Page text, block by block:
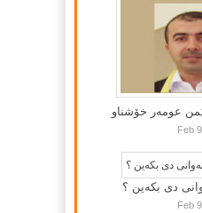
عومه‌ر خۆشناو
Feb
دی بكەین ؟
Feb